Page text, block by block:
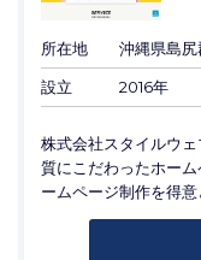
所在地
沖縄県島
設立
2016年
株式会社スタイルウ
質にこだわったホー
ームページ制作を得